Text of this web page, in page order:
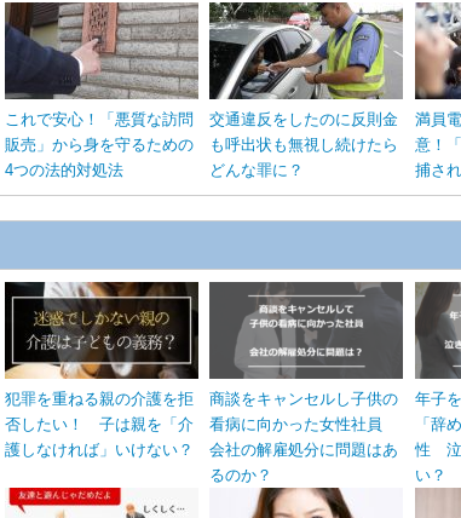
これで安心！「悪質な訪問
販売」から身を守るための
4つの法的対処法
交通違反をしたのに反則金
も呼出状も無視し続けたら
どんな罪に？
満員
意！
捕さ
犯罪を重ねる親の介護を拒
否したい！ 子は親を「介
護しなければ」いけない？
商談をキャンセルし子供の
看病に向かった女性社員
会社の解雇処分に問題はあ
るのか？
年子
「辞
性 泣
い？